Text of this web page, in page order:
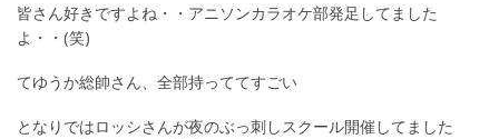
皆さん好きですよね・・アニソンカラオケ部発足してました
よ・・(笑)
てゆうか総帥さん、全部持っててすごい
となりではロッシさんが夜のぶっ刺しスクール開催してました